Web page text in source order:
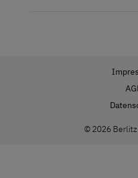
© 2026